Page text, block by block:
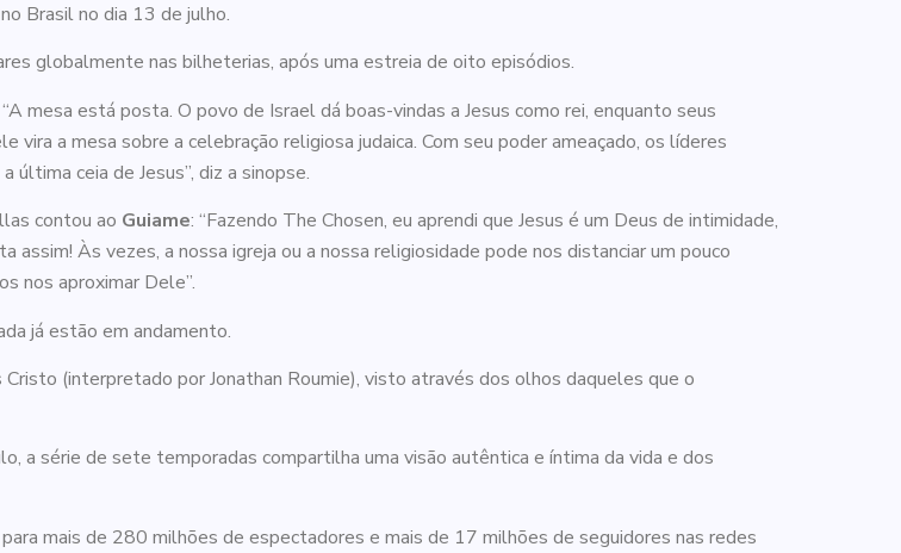
Brasil no dia 13 de julho.
globalmente nas bilheterias, após uma estreia de oito episódios.
mesa está posta. O povo de Israel dá boas-vindas a Jesus como rei, enquanto seus
vira a mesa sobre a celebração religiosa judaica. Com seu poder ameaçado, os líderes
ceia de Jesus”, diz a sinopse.
contou ao Guiame: “Fazendo The Chosen, eu aprendi que Jesus é um Deus de intimidade,
Às vezes, a nossa igreja ou a nossa religiosidade pode nos distanciar um pouco
nos aproximar Dele”.
já estão em andamento.
Cristo (interpretado por Jonathan Roumie), visto através dos olhos daqueles que o
a série de sete temporadas compartilha uma visão autêntica e íntima da vida e dos
mais de 280 milhões de espectadores e mais de 17 milhões de seguidores nas redes